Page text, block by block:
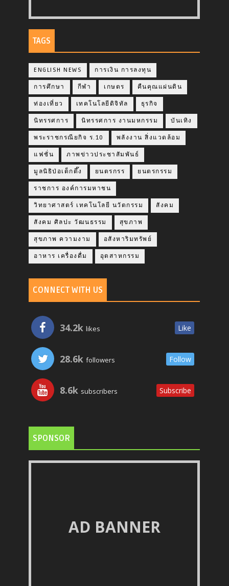
TAGS
ENGLISH NEWS การเงิน การลงทุน
การศึกษา กีฬา เกษตร คืนคุณแผ่นดิน
ท่องเที่ยว เทคโนโลยีดิจิทัล ธุรกิจ
นิทรรศการ นิทรรศการ งานมหกรรม บันเทิง
พระราชกรณียกิจ ร.10 พลังงาน สิ่งแวดล้อม
แฟชั่น ภาพข่าวประชาสัมพันธ์
มูลนิธิป่อเต็กตึ๊ง ยนตรกรร ยนตรกรรม
ราชการ องค์การมหาชน
วิทยาศาสตร์ เทคโนโลยี นวัตกรรม สังคม
สังคม ศิลปะ วัฒนธรรม สุขภาพ
สุขภาพ ความงาม อสังหาริมทรัพย์
อาหาร เครื่องดื่ม อุตสาหกรรม
CONNECT WITH US
34.2k likes Like
28.6k followers Follow
8.6k subscribers Subscribe
SPONSOR
AD BANNER